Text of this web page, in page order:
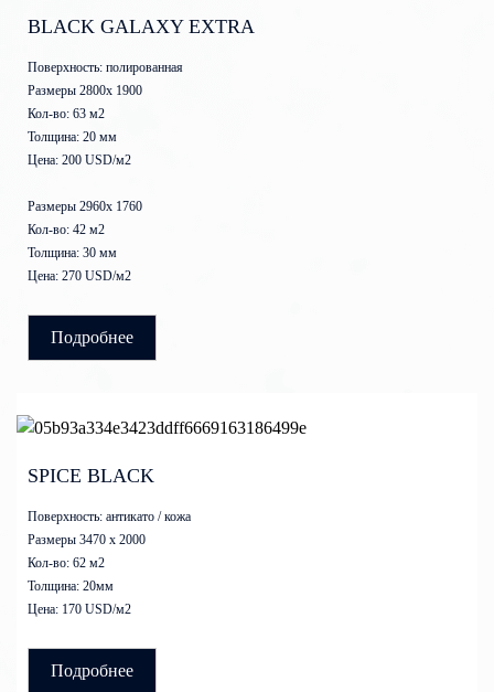
BLACK GALAXY EXTRA
Поверхность: полированная
Размеры 2800x 1900
Кол-во: 63 м2
Толщина: 20 мм
Цена: 200 USD/м2
Размеры 2960х 1760
Кол-во: 42 м2
Толщина: 30 мм
Цена: 270 USD/м2
Подробнее
SPICE BLACK
Поверхность: антикато / кожа
Размеры 3470 x 2000
Кол-во: 62 м2
Толщина: 20мм
Цена: 170 USD/м2
Подробнее